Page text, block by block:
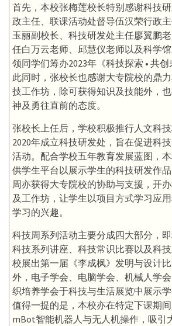
首先，本校张梅莲校长特别感谢科技
政主任、联课活动处督导伍汉荣行政
玉丽副校长、科技研发处主任廖翼鹏
任白万云老师、邱慧仪老师以及科学
领同学们筹办2023年《科技探索 • 共
此同时，张校长也感谢大专院校的鼎
技工作坊，除可获得知识及技能外，
神及勇往直前的态度。
张校长上任后，学校积极推行人文科
2020年成立科技研发处，旨在促进科
活动。配合学校五年教育发展蓝图，
供学生平台以展示学生的科技研发作
周亦获得大专院校的协助与支援，开
及工作坊，让学生以项目方式学习应
学习的兴趣。
科技周系列活动主要分成四大部分，即
科技系列讲座、科技常识比赛以及科
校展出第一届《李成枫》发明与设计
外，电子学会、电脑学会、机械人学
织培养学会于科技与生活展览中展示学
值得一提的是，本校亦在特定下课期
mBot智能机器人与无人机操作，吸引